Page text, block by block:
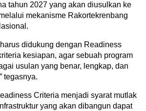
tahun 2027 yang akan diusulkan ke
mekanisme Rakortekrenbang
didukung dengan Readiness
kesiapan, agar sebuah program
usulan yang benar, lengkap, dan
tegasnya.
Criteria menjadi syarat mutlak
yang akan dibangun dapat